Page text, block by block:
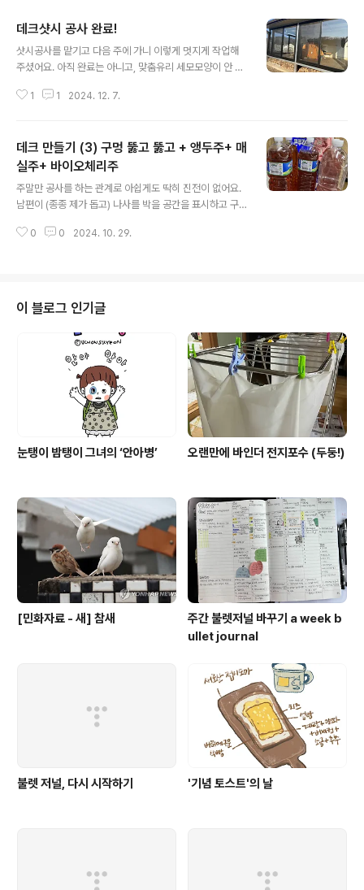
데크샷시 공사 완료!
샷시공사를 맡기고 다음 주에 가니 이렇게 멋지게 작업해
주셨어요. 아직 완료는 아니고, 맞춤유리 세모모양이 안 와
어요! 다음 주에 바르겠죠! 지금까지 여러공사를 했는데, 여
공사만 딱하고 뒤처리도 안 하고 가시는 분들이 많거든요.
남편이 원래 전기전공이라 이런 부분에 민감해요. 뒤처리
까지 깔끔한 분이 대부분 일도 꼼꼼하게 잘한다고 하더라
고요. 제가 봐도 실리콘모양도 그렇고 세심하게 잘 작업하
셨어요.유리를 뚫을까하다가 난로 연통을 천장으로 연결하
겠다며 남편이 지붕을 뚫었네요. 불연성 스티로폼이 아니
1 1 2024. 12. 7.
데크 만들기 (3) 구멍 뚫고 뚫고 + 앵두주+ 매
실주+ 바이오체리주
주말만 공사를 하는 관계로 아쉽게도 딱히 진전이 없어요.
남편이 (종종 제가 돕고) 나사를 박을 공간을 표시하고 구
정말 몇 주는 걸릴 것 같아요. 땀 뻘뻘 흘리고 하는데도 각
개가 곰팡이가 쓸었더라고요. 보기엔 안 젖은 줄 알았어요.
전날 비가 왔었는데, 나무 위에 씌워둔 게 방수는 아니었거
든요. 뭐.. 그 두어 개는 계단용으로 쓰기로 하고 이번주 할
일은 했지요. 남편이 작업할 동안 술을 좀 걸렀습니다. 작년
까지만 해도 남편이 커피거름망까지 동원해서 정성스레 걸
렀지만, 저는 귀..
0 0 2024. 10. 29.
이 블로그 인기글
눈탱이 밤탱이 그녀의 ‘안아병’ 오랜만에 바인더 전지포수 (두둥!)
[민화자료 - 새] 참새
주간 불렛저널 바꾸기 a week b
ullet journal
불렛 저널, 다시 시작하기 '기념 토스트'의 날